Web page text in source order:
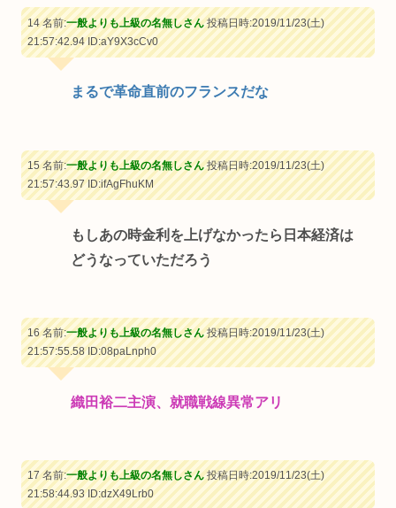
14 名前:一般よりも上級の名無しさん投稿日時:2019/11/23(土)
21:57:42.94ID:aY9X3cCv0
まるで革命直前のフランスだな
15 名前:一般よりも上級の名無しさん投稿日時:2019/11/23(土)
21:57:43.97ID:ifAgFhuKM
もしあの時金利を上げなかったら日本経済は
どうなっていただろう
16 名前:一般よりも上級の名無しさん投稿日時:2019/11/23(土)
21:57:55.58ID:08paLnph0
織田裕二主演、就職戦線異常アリ
17 名前:一般よりも上級の名無しさん投稿日時:2019/11/23(土)
21:58:44.93ID:dzX49Lrb0